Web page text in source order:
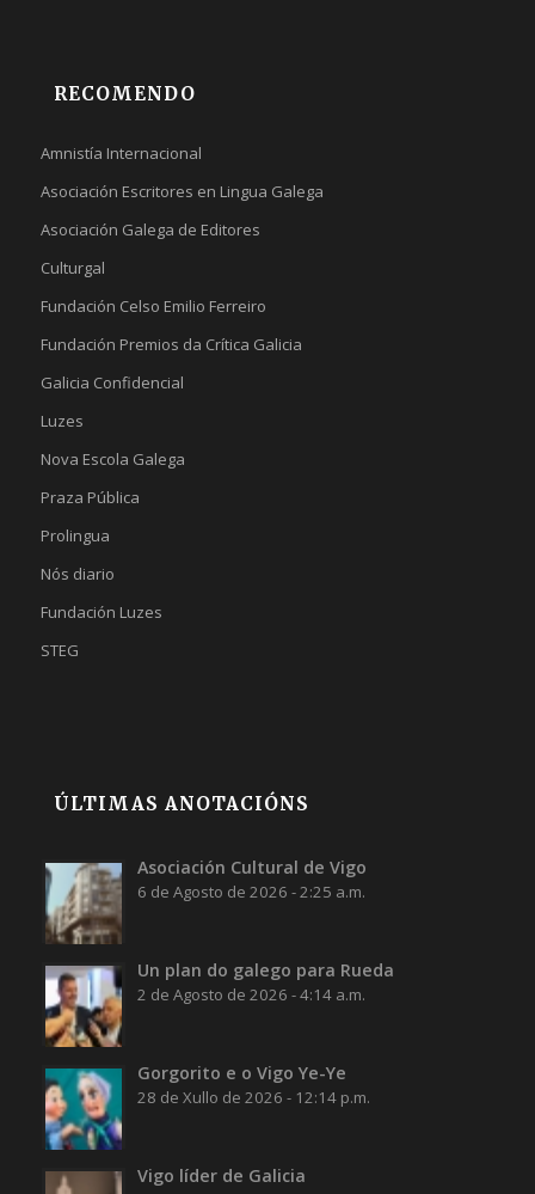
RECOMENDO
Amnistía Internacional
Asociación Escritores en Lingua Galega
Asociación Galega de Editores
Culturgal
Fundación Celso Emilio Ferreiro
Fundación Premios da Crítica Galicia
Galicia Confidencial
Luzes
Nova Escola Galega
Praza Pública
Prolingua
Nós diario
Fundación Luzes
STEG
ÚLTIMAS ANOTACIÓNS
Asociación Cultural de Vigo
6 de Agosto de 2026 - 2:25 a.m.
Un plan do galego para Rueda
2 de Agosto de 2026 - 4:14 a.m.
Gorgorito e o Vigo Ye-Ye
28 de Xullo de 2026 - 12:14 p.m.
Vigo líder de Galicia